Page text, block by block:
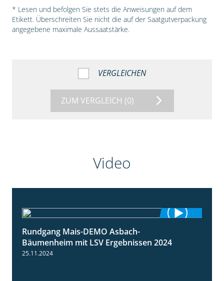
* Lesen und befolgen Sie stets die Anweisungen auf dem
Etikett. Überschreiten Sie nicht die auf der Saatgutverpackung
angegebene maximale Aussaatstärke.
VERGLEICHEN
ZUM VERGLEICH (0)
Video
Rundgang Mais-DEMO Asbach-
Bäumenheim mit LSV Ergebnissen 2024
25.11.2024